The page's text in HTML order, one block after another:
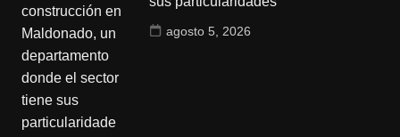
agosto 5, 2026